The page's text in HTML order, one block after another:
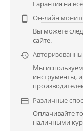
Гарантия на

Он-лайн
Вы можете
сайте.

Мы
инструменты,
 Различные
Оплачивайте
наличными